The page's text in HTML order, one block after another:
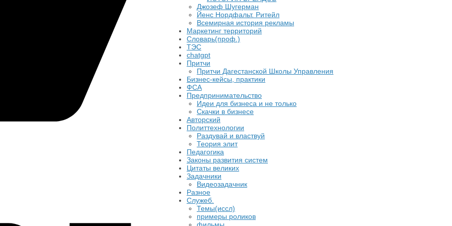
Джозеф Шугерман
​Йенс Нордфальт. Ритейл
Всемирная история рекламы
Маркетинг территорий
Словарь(проф.)
ТЭС
chatgpt
Притчи
Притчи Дагестанской Школы Управления
Бизнес-кейсы, практики
ФСА
Предпринимательство
Идеи для бизнеса и не только
Скачки в бизнесе
Авторский
Политтехнологии
Раздувай и властвуй
Теория элит
​Педагогика
Законы развития систем
Цитаты великих
Задачники
Видеозадачник
Разное
Служеб.
Темы(иссл)
примеры роликов
фильмы